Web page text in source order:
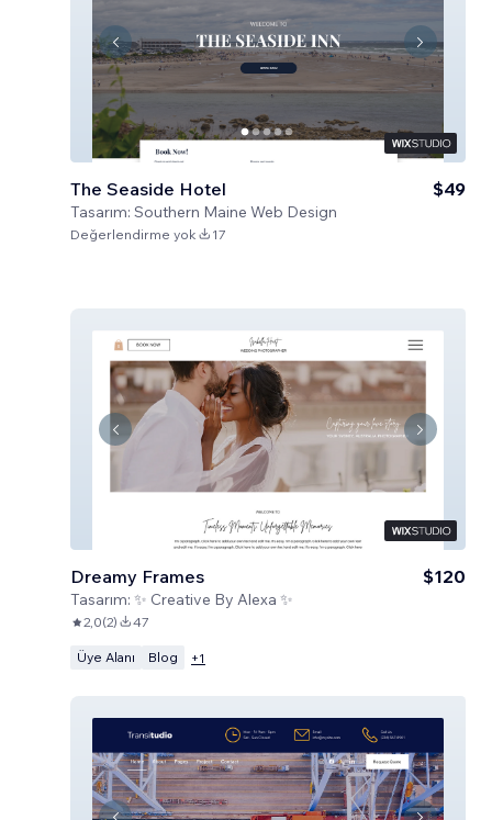
The Seaside Hotel
Tasarım: Southern Maine Web Design
$49
Değerlendirme yok 17
Dreamy Frames
Tasarım: ✨ Creative By Alexa ✨
$120
2,0(2) 47
Üye Alanı Blog +1